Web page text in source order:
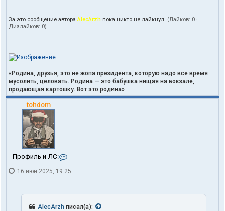
За это сообщение автораAlecArzh пока никто не лайкнул. (Лайков: 0 ·
Дизлайков: 0)
«Родина, друзья, это не жопа президента, которую надо все время
мусолить, целовать. Родина — это бабушка нищая на вокзале,
продающая картошку. Вот это родина»
tohdom
Профиль и ЛС:
н
к
т
16 июн 2025, 19:25
AlecArzh писал(а):